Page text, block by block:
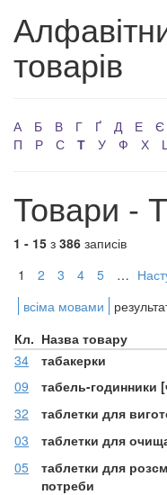
товарів
А Б В Г Ґ Д Е Є
П
Р С Т У Ф Х
Товари - Т
1 - 15 з 386 записів
1
2 3 4 5 …
всіма мовами
Кл. Назва товару
34
табакерки
09
табель-годинники
32
таблетки для
03
таблетки для
05
таблетки для
потреби